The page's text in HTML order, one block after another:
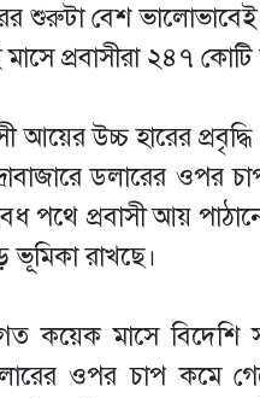
শুরুটা বেশ
প্রবাসীরা ২৪৭
আয়ের উচ্চ হারের
ডলারের
পথে প্রবাসী আয়
ভূমিকা রাখছে।
গত কয়েক মাসে
ওপর চাপ কমে